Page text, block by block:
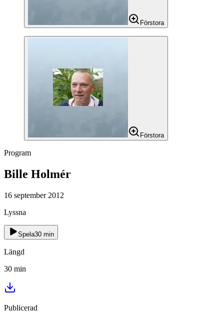
Förstora
Förstora
Program
Bille Holmér
16 september 2012
Lyssna
Spela30 min
Längd
30 min
Publicerad